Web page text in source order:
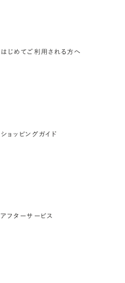
はじめてご利用される方へ
ショッピングガイド
アフターサービス